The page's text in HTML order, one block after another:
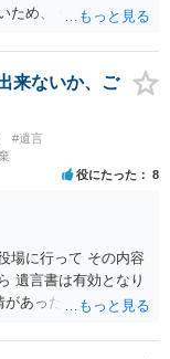
ため、 何とも回答が
持って面談相談に行
るなら、和解案と判
違うことが多いで
支払え、という結論
として提示しても、
応じようという気
円でまとめた方が
。 応じるかどうか
ついての検討が不可
るか、資料を持って
来ないか、ご
#遺言
役にたった 8
場に行って その内容
遺言書は有効となり
あったことが証明で
にいたら殺される」